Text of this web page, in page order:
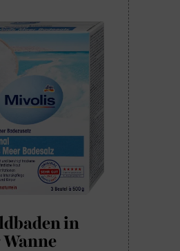
in
Wanne